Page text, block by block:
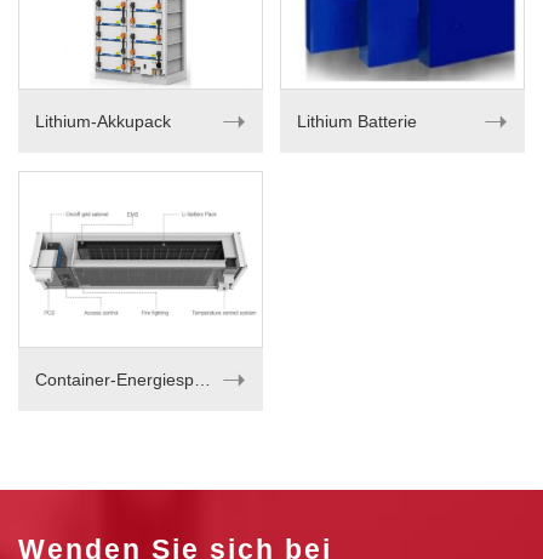
Lithium-Akkupack ➝ Lithium Batterie ➝
Container-Energiespeichersystem ➝
Wenden Sie sich bei